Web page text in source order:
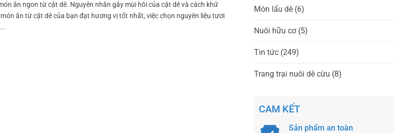
ăn ngon từ cật dê. Nguyên nhân gây mùi hôi của cật dê và cách khử
ăn từ cật dê của bạn đạt hương vị tốt nhất, việc chọn nguyên liệu tươi
Món lẩu dê (6)
Nuôi hữu cơ(5)
Tin tức (249)
Trang trại nuôi dê cừu (8)
CAM KẾT
Sản phẩm an toàn